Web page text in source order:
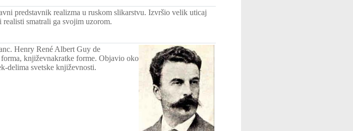
predstavnik realizma u ruskom slikarstvu. Izvršio velik uticaj
smatrali ga svojim uzorom.
Henry René Albert Guy de
književnakratke forme. Objavio oko
delima svetske književnosti.